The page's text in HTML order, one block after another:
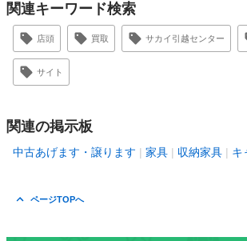
関連キーワード検索
店頭 買取 サカイ引越センター
サイト
関連の掲示板
中古あげます・譲ります 家具 収納家具 キ
ページTOPへ